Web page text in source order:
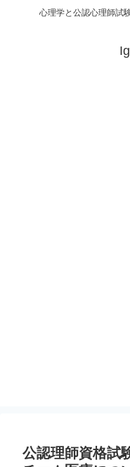
心理学と公認心理師試
公認理師資格